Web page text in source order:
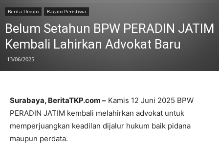
Berita Umum Ragam Peristiwa
Belum Setahun BPW PERADIN JATIM
Kembali Lahirkan Advokat Baru
13/06/2025
Surabaya, BeritaTKP.com – Kamis 12 Juni 2025 BPW
PERADIN JATIM kembali melahirkan advokat untuk
memperjuangkan keadilan dijalur hukum baik pidana
maupun perdata.